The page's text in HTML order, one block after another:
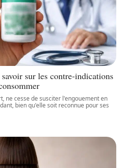
sur les contre-indications
ne cesse de susciter l'engouement en
bien qu'elle soit reconnue pour ses